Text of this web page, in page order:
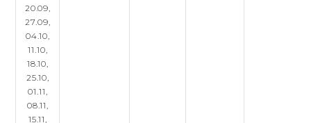
20.09,
27.09,
04.10,
11.10,
18.10,
25.10,
01.11,
08.11,
15.11,